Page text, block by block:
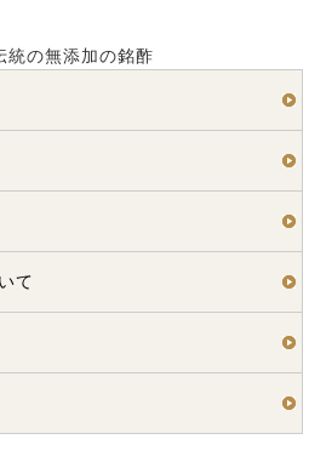
統の無添加の銘酢
て